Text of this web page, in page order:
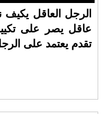
الرجل العاقل يكيف
عاقل يصر على
تقدم يعتمد على